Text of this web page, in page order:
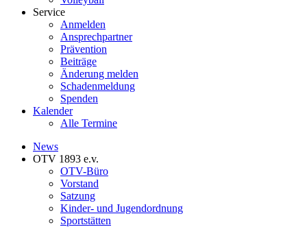
Service
Anmelden
Ansprechpartner
Prävention
Beiträge
Änderung melden
Schadenmeldung
Spenden
Kalender
Alle Termine
News
OTV 1893 e.v.
OTV-Büro
Vorstand
Satzung
Kinder- und Jugendordnung
Sportstätten